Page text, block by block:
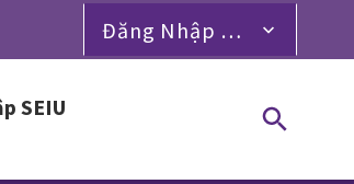
Đăng Nhập Dành Cho Thành Viên
SEIU